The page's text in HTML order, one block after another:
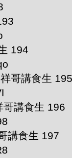
194
哥講食生 195
講食生 196
講食生 197